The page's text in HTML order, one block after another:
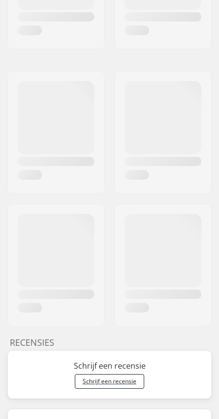
RECENSIES
Schrijf een recensie
Schrijf een recensie